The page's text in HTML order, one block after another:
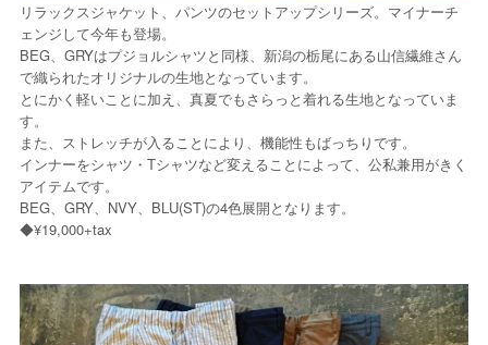
リラックスジャケット、パンツのセットアップシリーズ。マイナーチ
ェンジして今年も登場。
BEG、GRYはプジョルシャツと同様、新潟の栃尾にある山信繊維さん
で織られたオリジナルの生地となっています。
とにかく軽いことに加え、真夏でもさらっと着れる生地となっていま
す。
また、ストレッチが入ることにより、機能性もばっちりです。
インナーをシャツ・Tシャツなど変えることによって、公私兼用がきく
アイテムです。
BEG、GRY、NVY、BLU(ST)の4色展開となります。
◆¥19,000+tax